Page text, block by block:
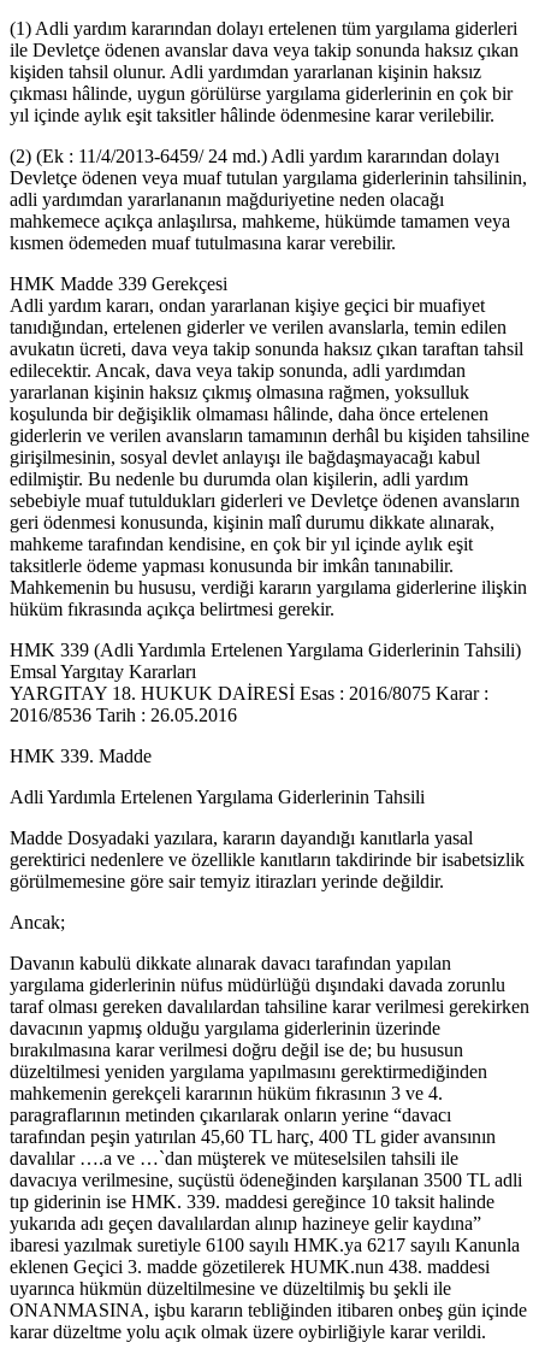
(1) Adli yardım kararından dolayı ertelenen tüm yargılama giderleri
ile Devletçe ödenen avanslar dava veya takip sonunda haksız çıkan
kişiden tahsil olunur. Adli yardımdan yararlanan kişinin haksız
çıkması hâlinde, uygun görülürse yargılama giderlerinin en çok bir
yıl içinde aylık eşit taksitler hâlinde ödenmesine karar verilebilir.
(2) (Ek : 11/4/2013-6459/ 24 md.) Adli yardım kararından dolayı
Devletçe ödenen veya muaf tutulan yargılama giderlerinin tahsilinin,
adli yardımdan yararlananın mağduriyetine neden olacağı
mahkemece açıkça anlaşılırsa, mahkeme, hükümde tamamen veya
kısmen ödemeden muaf tutulmasına karar verebilir.
HMK Madde 339 Gerekçesi
Adli yardım kararı, ondan yararlanan kişiye geçici bir muafiyet
tanıdığından, ertelenen giderler ve verilen avanslarla, temin edilen
avukatın ücreti, dava veya takip sonunda haksız çıkan taraftan tahsil
edilecektir. Ancak, dava veya takip sonunda, adli yardımdan
yararlanan kişinin haksız çıkmış olmasına rağmen, yoksulluk
koşulunda bir değişiklik olmaması hâlinde, daha önce ertelenen
giderlerin ve verilen avansların tamamının derhâl bu kişiden tahsiline
girişilmesinin, sosyal devlet anlayışı ile bağdaşmayacağı kabul
edilmiştir. Bu nedenle bu durumda olan kişilerin, adli yardım
sebebiyle muaf tutuldukları giderleri ve Devletçe ödenen avansların
geri ödenmesi konusunda, kişinin malî durumu dikkate alınarak,
mahkeme tarafından kendisine, en çok bir yıl içinde aylık eşit
taksitlerle ödeme yapması konusunda bir imkân tanınabilir.
Mahkemenin bu hususu, verdiği kararın yargılama giderlerine ilişkin
hüküm fıkrasında açıkça belirtmesi gerekir.
HMK 339 (Adli Yardımla Ertelenen Yargılama Giderlerinin Tahsili)
Emsal Yargıtay Kararları
YARGITAY 18. HUKUK DAİRESİ Esas : 2016/8075 Karar :
2016/8536 Tarih : 26.05.2016
HMK 339. Madde
Adli Yardımla Ertelenen Yargılama Giderlerinin Tahsili
Madde Dosyadaki yazılara, kararın dayandığı kanıtlarla yasal
gerektirici nedenlere ve özellikle kanıtların takdirinde bir isabetsizlik
görülmemesine göre sair temyiz itirazları yerinde değildir.
Ancak;
Davanın kabulü dikkate alınarak davacı tarafından yapılan
yargılama giderlerinin nüfus müdürlüğü dışındaki davada zorunlu
taraf olması gereken davalılardan tahsiline karar verilmesi gerekirken
davacının yapmış olduğu yargılama giderlerinin üzerinde
bırakılmasına karar verilmesi doğru değil ise de; bu hususun
düzeltilmesi yeniden yargılama yapılmasını gerektirmediğinden
mahkemenin gerekçeli kararının hüküm fıkrasının 3 ve 4.
paragraflarının metinden çıkarılarak onların yerine “davacı
tarafından peşin yatırılan 45,60 TL harç, 400 TL gider avansının
davalılar ….a ve …`dan müşterek ve müteselsilen tahsili ile
davacıya verilmesine, suçüstü ödeneğinden karşılanan 3500 TL adli
tıp giderinin ise HMK. 339. maddesi gereğince 10 taksit halinde
yukarıda adı geçen davalılardan alınıp hazineye gelir kaydına”
ibaresi yazılmak suretiyle 6100 sayılı HMK.ya 6217 sayılı Kanunla
eklenen Geçici 3. madde gözetilerek HUMK.nun 438. maddesi
uyarınca hükmün düzeltilmesine ve düzeltilmiş bu şekli ile
ONANMASINA, işbu kararın tebliğinden itibaren onbeş gün içinde
karar düzeltme yolu açık olmak üzere oybirliğiyle karar verildi.